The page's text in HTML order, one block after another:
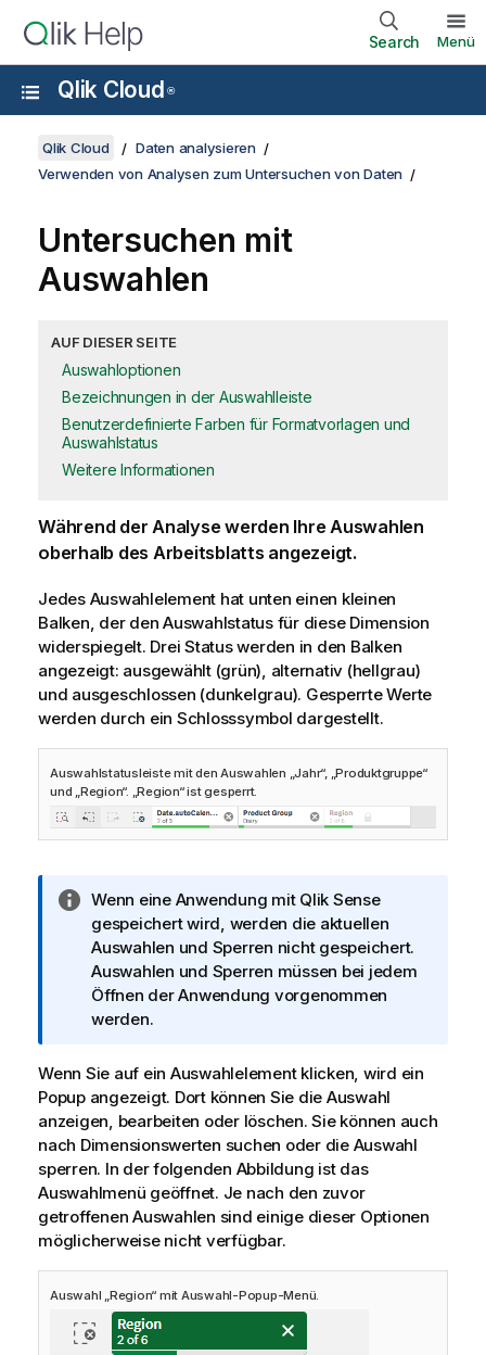
Search Menü
Qlik Cloud ®
Qlik Cloud
Daten analysieren
Verwenden von Analysen zum Untersuchen von Daten
Untersuchen mit
Auswahlen
AUF DIESER SEITE
Auswahloptionen
Bezeichnungen in der Auswahlleiste
Benutzerdefinierte Farben für Formatvorlagen und
Auswahlstatus
Weitere Informationen
Während der Analyse werden Ihre Auswahlen
oberhalb des Arbeitsblatts angezeigt.
Jedes Auswahlelement hat unten einen kleinen
Balken, der den Auswahlstatus für diese Dimension
widerspiegelt. Drei Status werden in den Balken
angezeigt: ausgewählt (grün), alternativ (hellgrau)
und ausgeschlossen (dunkelgrau). Gesperrte Werte
werden durch ein Schlosssymbol dargestellt.
Auswahlstatusleiste mit den Auswahlen „Jahr“, „Produktgruppe“
und „Region“. „Region“ ist gesperrt.
I
n
f
o
r
m
t
i
o
n
s
h
i
n
i
s
Wenn eine Anwendung mit Qlik Sense
gespeichert wird, werden die aktuellen
Auswahlen und Sperren nicht gespeichert.
Auswahlen und Sperren müssen bei jedem
Öffnen der Anwendung vorgenommen
werden.
Wenn Sie auf ein Auswahlelement klicken, wird ein
Popup angezeigt. Dort können Sie die Auswahl
anzeigen, bearbeiten oder löschen. Sie können auch
nach Dimensionswerten suchen oder die Auswahl
sperren. In der folgenden Abbildung ist das
Auswahlmenü geöffnet. Je nach den zuvor
getroffenen Auswahlen sind einige dieser Optionen
möglicherweise nicht verfügbar.
Auswahl „Region“ mit Auswahl-Popup-Menü.